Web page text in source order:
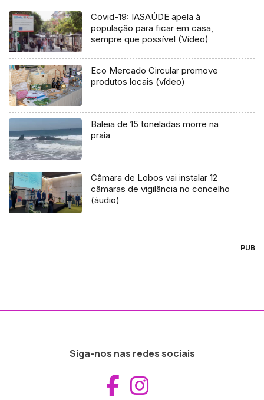
Covid-19: IASAÚDE apela à
população para ficar em casa,
sempre que possível (Vídeo)
Eco Mercado Circular promove
produtos locais (vídeo)
Baleia de 15 toneladas morre na
praia
Câmara de Lobos vai instalar 12
câmaras de vigilância no concelho
(áudio)
PUB
Siga-nos nas redes sociais
Aceder ao